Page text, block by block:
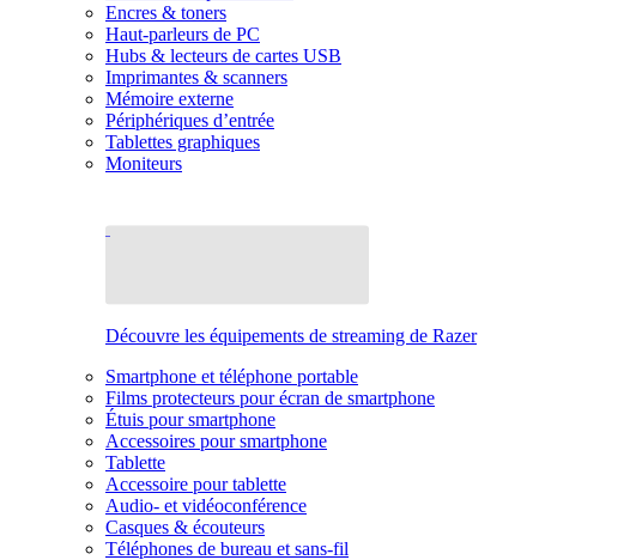
Encres & toners
Haut-parleurs de PC
Hubs & lecteurs de cartes USB
Imprimantes & scanners
Mémoire externe
Périphériques d’entrée
Tablettes graphiques
Moniteurs
Découvre les équipements de streaming de Razer
Smartphone et téléphone portable
Films protecteurs pour écran de smartphone
Étuis pour smartphone
Accessoires pour smartphone
Tablette
Accessoire pour tablette
Audio- et vidéoconférence
Casques & écouteurs
Téléphones de bureau et sans-fil